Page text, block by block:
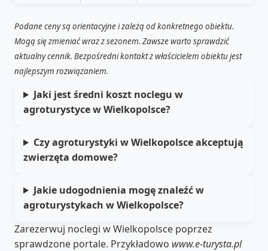
Podane ceny są orientacyjne i zależą od konkretnego obiektu.
Mogą się zmieniać wraz z sezonem. Zawsze warto sprawdzić
aktualny cennik. Bezpośredni kontakt z właścicielem obiektu jest
najlepszym rozwiązaniem.
Jaki jest średni koszt noclegu w
agroturystyce w Wielkopolsce?
Czy agroturystyki w Wielkopolsce akceptują
zwierzęta domowe?
Jakie udogodnienia mogę znaleźć w
agroturystykach w Wielkopolsce?
Zarezerwuj noclegi w Wielkopolsce poprzez
sprawdzone portale. Przykładowo www.e-turysta.pl